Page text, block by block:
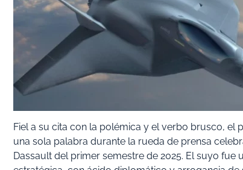
Fiel a su cita con la polémica y el verbo brusco, el
una sola palabra durante la rueda de prensa
Dassault del primer semestre de 2025. El suyo